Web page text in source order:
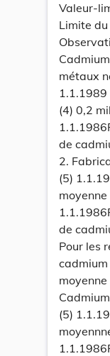
Valeur-
Limite
métaux
1.1.1989
(4) 0,2
de
2.
(5)
de
Pour les
(5)